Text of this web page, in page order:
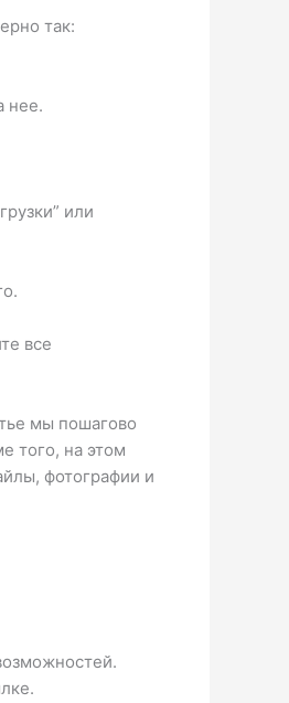
так:
нее.
или
все
мы пошагово
того, на этом
фотографии и